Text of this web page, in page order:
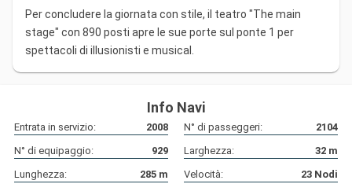
Per concludere la giornata con stile, il teatro "The main
stage" con 890 posti apre le sue porte sul ponte 1 per
spettacoli di illusionisti e musical.
Info Navi
Entrata in servizio: 2008 N° di passeggeri:
2104
N° di equipaggio:
929 Larghezza: 32 m
Lunghezza:
285 m Velocità: 23 Nodi